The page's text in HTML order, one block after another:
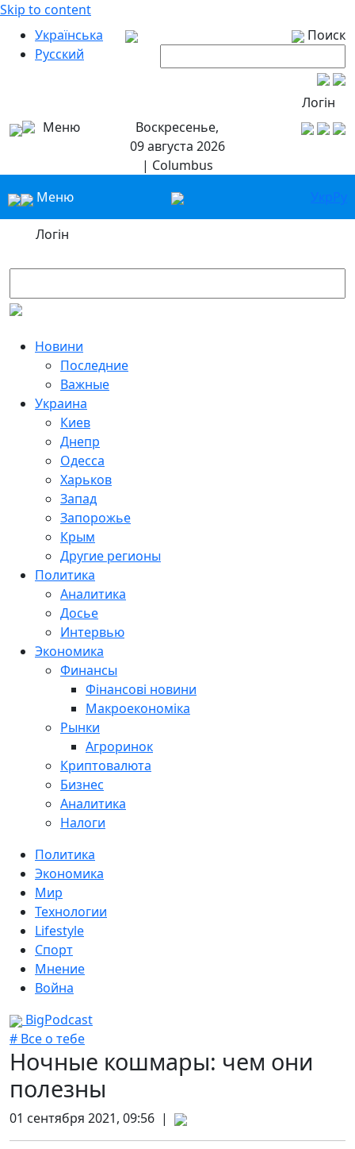
Skip to content
Українська
Русский
Поиск
Логін
Меню
Воскресенье,
09 августа 2026
| Columbus
Меню
УкрРу
Логін
Новини
Последние
Важные
Украина
Киев
Днепр
Одесса
Харьков
Запад
Запорожье
Крым
Другие регионы
Политика
Аналитика
Досье
Интервью
Экономика
Финансы
Фінансові новини
Макроекономіка
Рынки
Агроринок
Криптовалюта
Бизнес
Аналитика
Налоги
Политика
Экономика
Мир
Технологии
Lifestyle
Спорт
Мнение
Война
BigPodcast
# Все о тебе
Ночные кошмары: чем они
полезны
01 сентября 2021, 09:56 |